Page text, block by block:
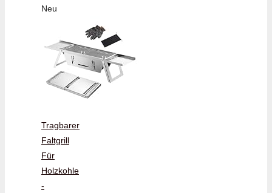
Neu
Tragbarer
Faltgrill
Für
Holzkohle
-